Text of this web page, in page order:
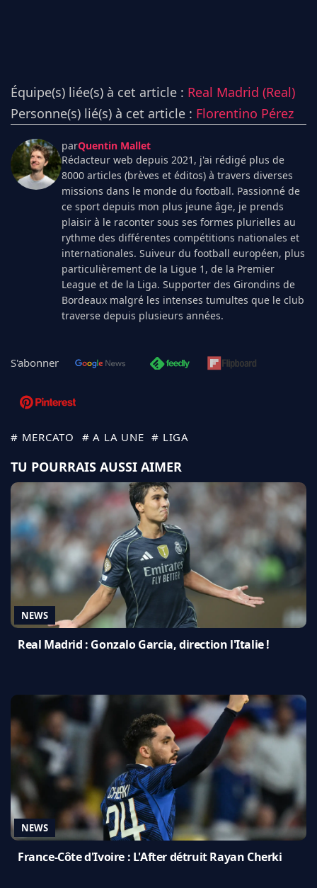
Équipe(s) liée(s) à cet article : Real Madrid (Real)
Personne(s) lié(s) à cet article : Florentino Pérez
parQuentin Mallet
Rédacteur web depuis 2021, j'ai rédigé plus de
8000 articles (brèves et éditos) à travers diverses
missions dans le monde du football. Passionné de
ce sport depuis mon plus jeune âge, je prends
plaisir à le raconter sous ses formes plurielles au
rythme des différentes compétitions nationales et
internationales. Suiveur du football européen, plus
particulièrement de la Ligue 1, de la Premier
League et de la Liga. Supporter des Girondins de
Bordeaux malgré les intenses tumultes que le club
traverse depuis plusieurs années.
S'abonner
# MERCATO # A LA UNE # LIGA
TU POURRAIS AUSSI AIMER
NEWS
Real Madrid : Gonzalo Garcia, direction l'Italie !
NEWS
France-Côte d'Ivoire : L'After détruit Rayan Cherki